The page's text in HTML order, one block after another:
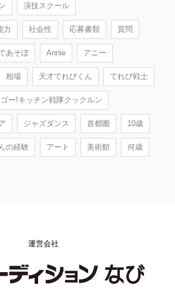
演技スクール
力 社会性 応募書類 質問
あそぼ Annie アニー
相場 天才てれびくん てれび戦士
ー!キッチン戦隊クックルン
ジャズダンス 首都圏 10歳
の経験 アート 美術館 何歳
運営会社